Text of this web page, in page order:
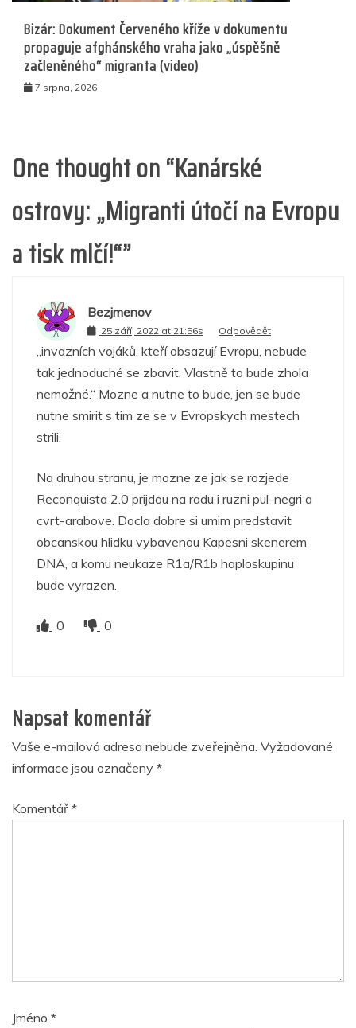
Bizár: Dokument Červeného kříže v dokumentu
propaguje afghánského vraha jako „úspěšně
začleněného“ migranta (video)
7 srpna, 2026
One thought on “Kanárské
ostrovy: „Migranti útočí na Evropu
a tisk mlčí!“”
Bezjmenov
25 září, 2022 at 21:56s Odpovědět
„invazních vojáků, kteří obsazují Evropu, nebude
tak jednoduché se zbavit. Vlastně to bude zhola
nemožné.“ Mozne a nutne to bude, jen se bude
nutne smirit s tim ze se v Evropskych mestech
strili.
Na druhou stranu, je mozne ze jak se rozjede
Reconquista 2.0 prijdou na radu i ruzni pul-negri a
cvrt-arabove. Docla dobre si umim predstavit
obcanskou hlidku vybavenou Kapesni skenerem
DNA, a komu neukaze R1a/R1b haploskupinu
bude vyrazen.
0 0
Napsat komentář
Vaše e-mailová adresa nebude zveřejněna. Vyžadované
informace jsou označeny *
Komentář *
Jméno *